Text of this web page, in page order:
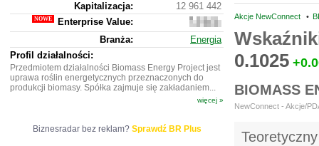
Akcje NewConnect •
0.1025
BIOMASS
NewConnect - Akcje/
Kapitalizacja:
12 961 442
Enterprise Value:
14
302
442
Branża:
Energia
Profil działalności:
Przedmiotem działalności Biomass Energy Project jest
uprawa roślin energetycznych przeznaczonych do
produkcji biomasy. Spółka zajmuje się zakładaniem...
więcej »
Biznesradar bez reklam? Sprawdź BR Plus